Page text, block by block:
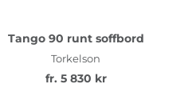
Tango 90 runt soffbord
Torkelson
fr. 5 830 kr